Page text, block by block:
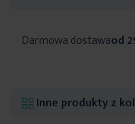
Darmowa dostawaod
Inne produkty z